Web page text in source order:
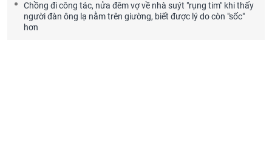
Chồng đi công tác, nửa đêm vợ về nhà suýt "rụng tim" khi thấy
người đàn ông lạ nằm trên giường, biết được lý do còn "sốc"
hơn